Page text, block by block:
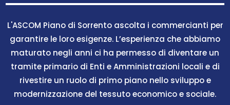
L'ASCOM Piano di Sorrento ascolta i commercianti per
garantire le loro esigenze. L’esperienza che abbiamo
maturato negli anni ci ha permesso di diventare un
tramite primario di Enti e Amministrazioni locali e di
rivestire un ruolo di primo piano nello sviluppo e
modernizzazione del tessuto economico e sociale.